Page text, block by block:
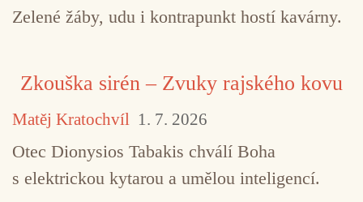
Zelené žáby, udu i kontrapunkt hostí kavárny.
Zkouška sirén – Zvuky rajského kovu
Matěj Kratochvíl 1. 7. 2026
Otec Dionysios Tabakis chválí Boha
s elektrickou kytarou a umělou inteligencí.